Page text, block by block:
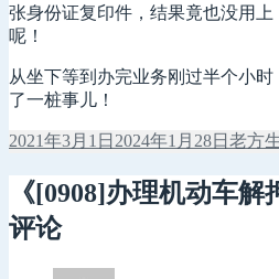
张身份证复印件，结果竟也没用
呢！
从坐下等到办完业务刚过半个小
了一桩事儿！
发
于
2021年3月1日 2024年1月28日 作
老方
《[0908]办理机动车
评论